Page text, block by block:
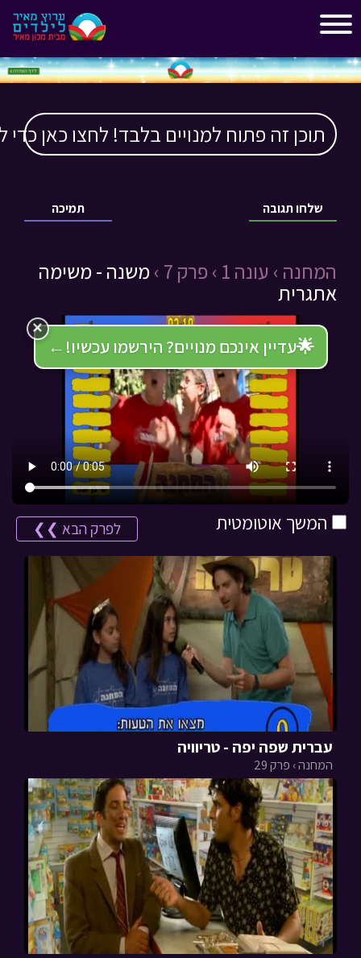
תוכן זה פתוח למנויים בלבד! לחצו כאן כדי
תמיכה שלחו תגובה
המחנה › עונה 1 › פרק 7 ›
משנה - משימה
אתגרית
🌟עדיין אינכם מנויים? הירשמו עכשיו! ←
×
המשך אוטומטית לפרק הבא ❯❯
עברית שפה יפה - טריוויה
המחנה › פרק 29